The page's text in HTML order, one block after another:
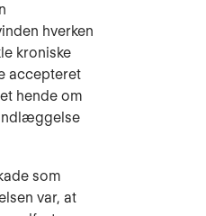
hverken
kroniske
accepteret
hende om
som
var, at